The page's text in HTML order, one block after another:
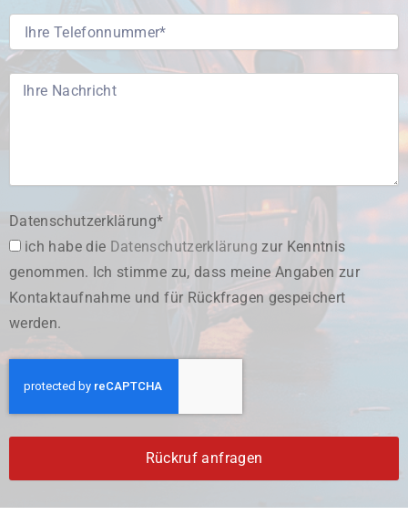
Datenschutzerklärung*
ich habe die Datenschutzerklärung zur Kenntnis
genommen. Ich stimme zu, dass meine Angaben zur
Kontaktaufnahme und für Rückfragen gespeichert
werden.
Rückruf anfragen